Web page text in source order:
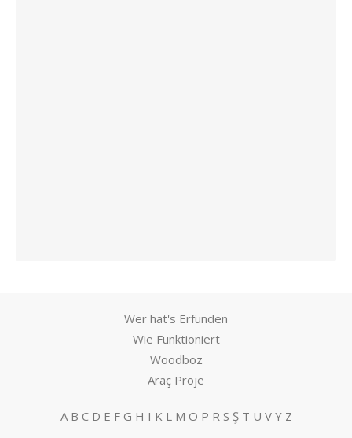
Wer hat's Erfunden
Wie Funktioniert
Woodboz
Araç Proje
A B C D E F G H I K L M O P R S Ş T U V Y Z